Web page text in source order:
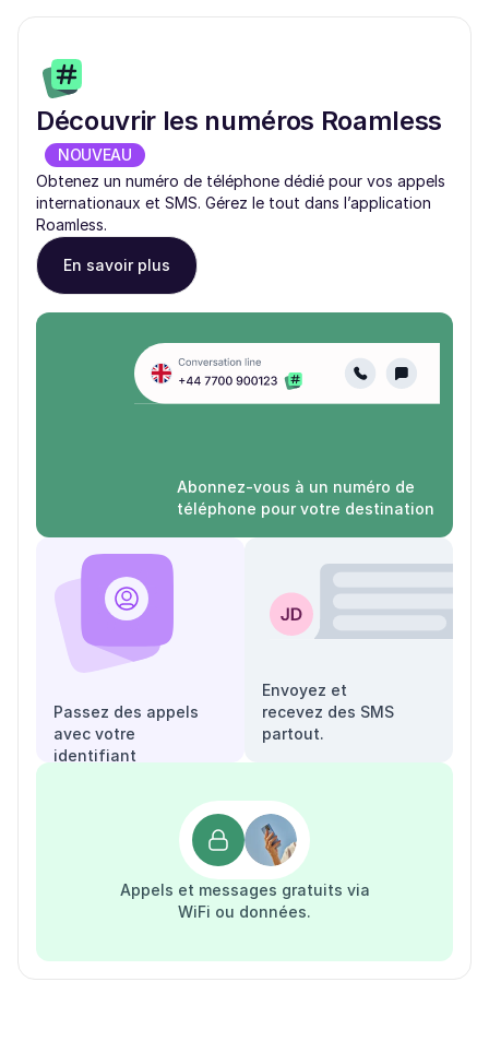
Découvrir les numéros Roamless
NOUVEAU
Obtenez un numéro de téléphone dédié pour vos appels
internationaux et SMS. Gérez le tout dans l’application
Roamless.
En savoir plus
Abonnez-vous à un numéro de
téléphone pour votre destination
Passez des appels
avec votre
identifiant
Envoyez et
recevez des SMS
partout.
Appels et messages gratuits via
WiFi ou données.